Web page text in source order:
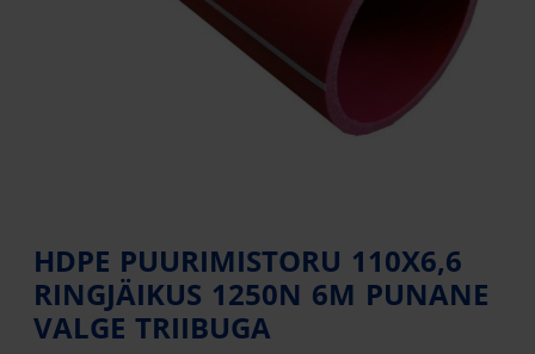
HDPE PUURIMISTORU 110X6,6
RINGJÄIKUS 1250N 6M PUNANE
VALGE TRIIBUGA